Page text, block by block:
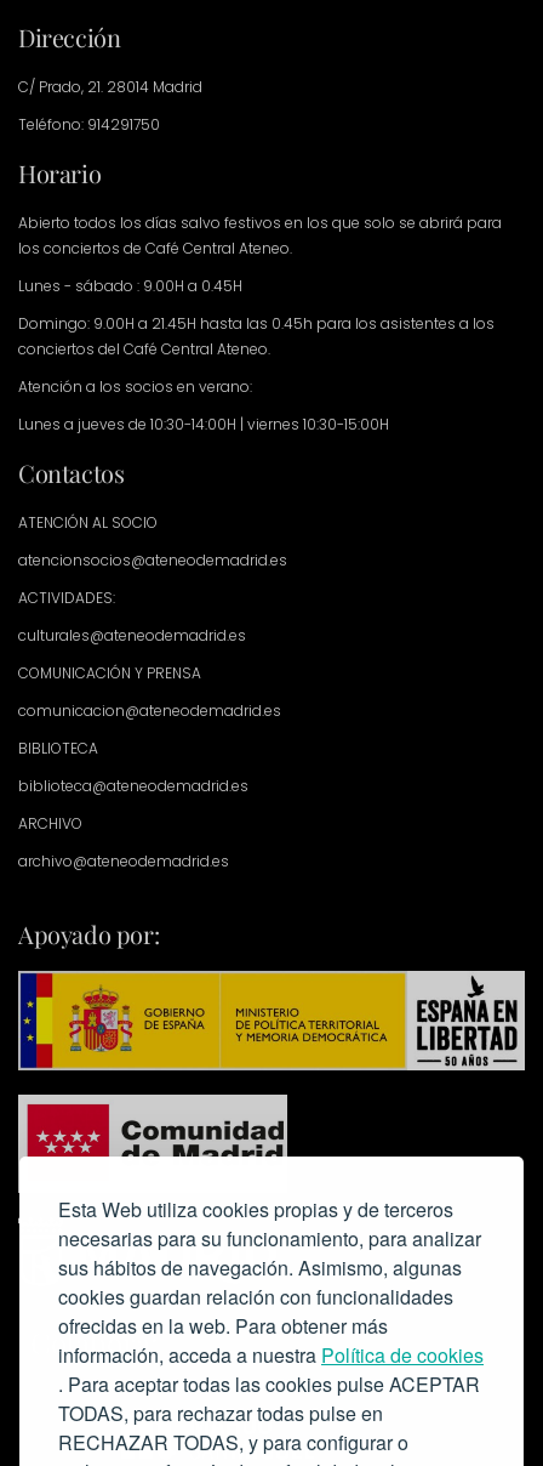
Esta Web utiliza cookies propias y de terceros
necesarias para su funcionamiento, para analizar
sus hábitos de navegación. Asimismo, algunas
cookies guardan relación con funcionalidades
ofrecidas en la web. Para obtener más
información, acceda a nuestra Política de cookies
. Para aceptar todas las cookies pulse ACEPTAR
TODAS, para rechazar todas pulse en
RECHAZAR TODAS, y para configurar o
Dirección
C/ Prado, 21. 28014 Madrid
Teléfono: 914291750
Horario
Abierto todos los días salvo festivos en los que solo se abrirá para
los conciertos de Café Central Ateneo.
Lunes - sábado : 9.00H a 0.45H
Domingo: 9.00H a 21.45H hasta las 0.45h para los asistentes a los
conciertos del Café Central Ateneo.
Atención a los socios en verano:
Lunes a jueves de 10:30-14:00H | viernes 10:30-15:00H
Contactos
ATENCIÓN AL SOCIO
atencionsocios@ateneodemadrid.es
ACTIVIDADES:
culturales@ateneodemadrid.es
COMUNICACIÓN Y PRENSA
comunicacion@ateneodemadrid.es
BIBLIOTECA
biblioteca@ateneodemadrid.es
ARCHIVO
archivo@ateneodemadrid.es
Apoyado por:
Colabora: